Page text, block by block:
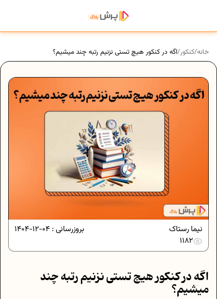
خانه/کنکور/اگه در کنکور هیچ تستی نزنیم رتبه چند میشیم؟
بروزرسانی : 04-12-1404
نیما رستاک
1182
اگه در کنکور هیچ تستی نزنیم رتبه چند
میشیم؟